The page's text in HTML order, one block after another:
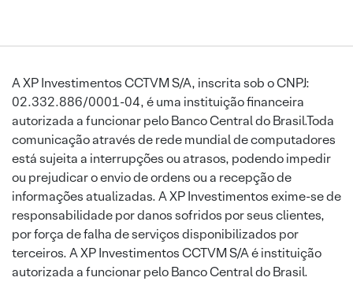
A XP Investimentos CCTVM S/A, inscrita sob o CNPJ:
02.332.886/0001-04, é uma instituição financeira
autorizada a funcionar pelo Banco Central do Brasil.Toda
comunicação através de rede mundial de computadores
está sujeita a interrupções ou atrasos, podendo impedir
ou prejudicar o envio de ordens ou a recepção de
informações atualizadas. A XP Investimentos exime-se de
responsabilidade por danos sofridos por seus clientes,
por força de falha de serviços disponibilizados por
terceiros. A XP Investimentos CCTVM S/A é instituição
autorizada a funcionar pelo Banco Central do Brasil.